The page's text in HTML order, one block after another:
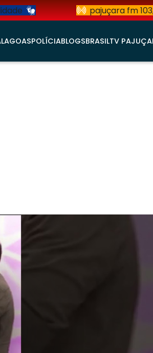
pajuçara fm
POLÍCIABLOGSBRASILTV